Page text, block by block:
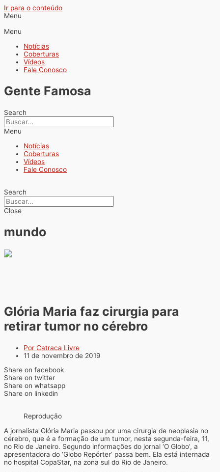
Ir para o conteúdo
Menu
Menu
Notícias
Coberturas
Vídeos
Fale Conosco
Gente Famosa
Search
Menu
Notícias
Coberturas
Vídeos
Fale Conosco
Search
Close
mundo
Glória Maria faz cirurgia para
retirar tumor no cérebro
Por Catraca Livre
11 de novembro de 2019
Share on facebook
Share on twitter
Share on whatsapp
Share on linkedin
Reprodução
A jornalista Glória Maria passou por uma cirurgia de neoplasia no
cérebro, que é a formação de um tumor, nesta segunda-feira, 11,
no Rio de Janeiro. Segundo informações do jornal ‘O Globo’, a
apresentadora do ‘Globo Repórter’ passa bem. Ela está internada
no hospital CopaStar, na zona sul do Rio de Janeiro.